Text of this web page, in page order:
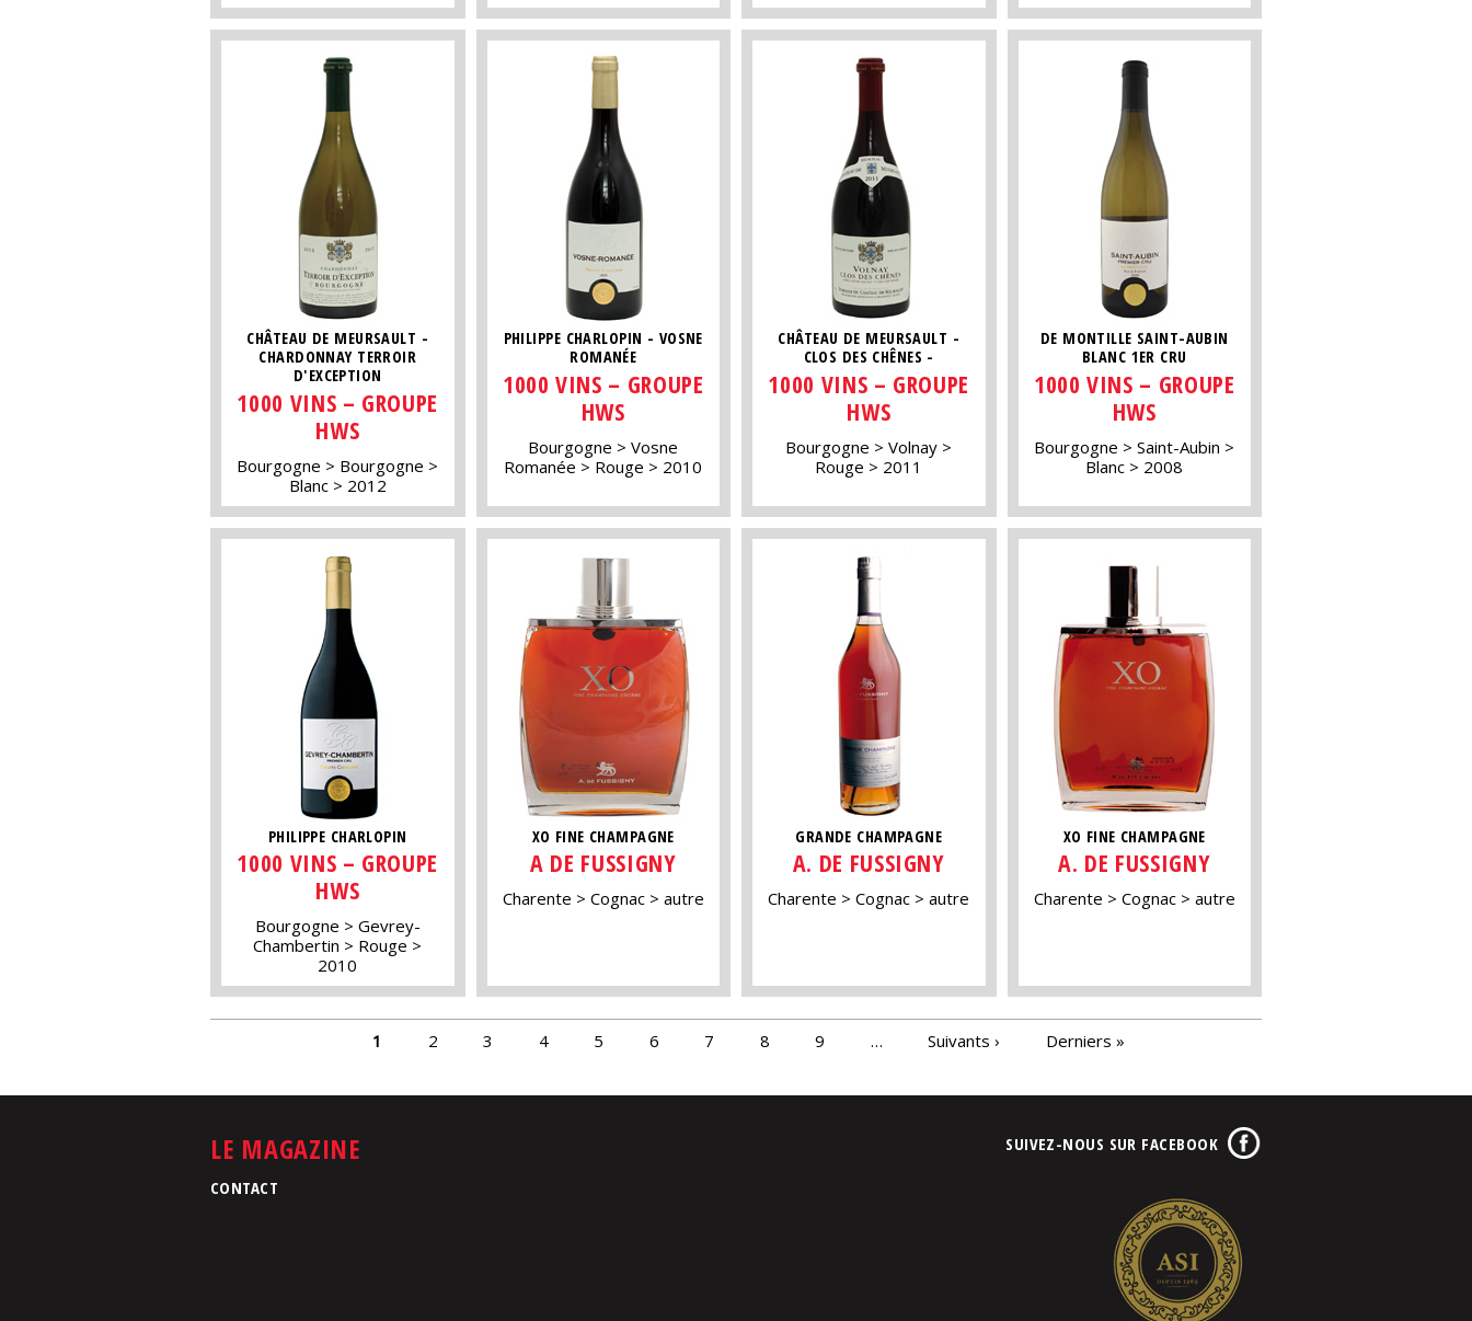
CHÂTEAU DE MEURSAULT -
CHARDONNAY TERROIR
D'EXCEPTION
1000 VINS – GROUPE
HWS
Bourgogne
Bourgogne
Blanc
2012
PHILIPPE CHARLOPIN - VOSNE
ROMANÉE
1000 VINS – GROUPE
HWS
Bourgogne
Vosne
Romanée
Rouge 2010
CHÂTEAU DE MEURSAULT -
CLOS DES CHÊNES -
1000 VINS – GROUPE
HWS
Bourgogne
Volnay
Rouge
2011
DE MONTILLE SAINT-AUBIN
BLANC 1ER CRU
1000 VINS – GROUPE
HWS
Bourgogne
Saint-Aubin
Blanc
2008
PHILIPPE CHARLOPIN
1000 VINS – GROUPE
HWS
Bourgogne
Gevrey-
Chambertin
Rouge
2010
XO FINE CHAMPAGNE
A DE FUSSIGNY
Charente Cognac autre
GRANDE CHAMPAGNE
A. DE FUSSIGNY
Charente Cognac autre
XO FINE CHAMPAGNE
A. DE FUSSIGNY
Charente Cognac autre
1 2 3 4 5 6 7 8 9 … Suivants › Derniers »
LE MAGAZINE
CONTACT
SUIVEZ-NOUS SUR FACEBOOK